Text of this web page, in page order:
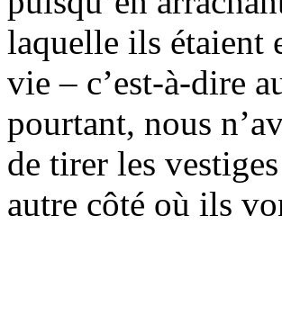
laquelle ils étaient
vie – c’est-à-dire
pourtant, nous
de tirer les
autre côté où ils